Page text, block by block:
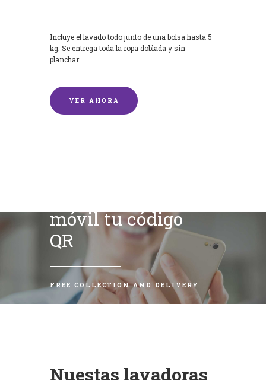
Incluye el lavado todo junto de una bolsa hasta 5
kg. Se entrega toda la ropa doblada y sin
planchar.
VER AHORA
móvil tu código
QR
FREE COLLECTION AND DELIVERY
Nuestas lavadoras